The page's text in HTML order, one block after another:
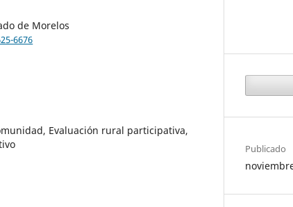
de Morelos
6676
Evaluación rural participativa,
Publicado